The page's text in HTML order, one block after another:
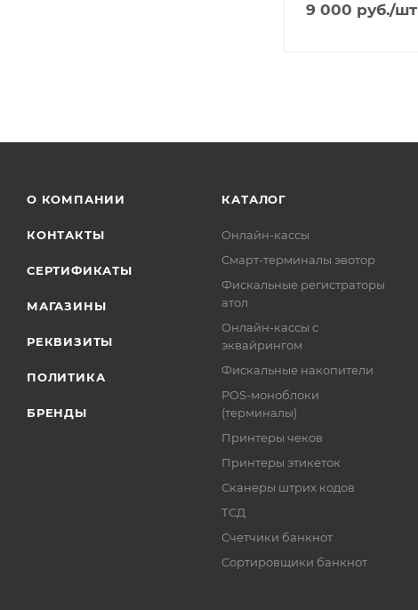
9 000 руб./шт
О КОМПАНИИ
КОНТАКТЫ
СЕРТИФИКАТЫ
МАГАЗИНЫ
РЕКВИЗИТЫ
ПОЛИТИКА
БРЕНДЫ
КАТАЛОГ
Онлайн-кассы
Смарт-терминалы эвотор
Фискальные регистраторы
атол
Онлайн-кассы с
эквайрингом
Фискальные накопители
POS-моноблоки
(терминалы)
Принтеры чеков
Принтеры этикеток
Сканеры штрих кодов
ТСД
Счетчики банкнот
Сортировщики банкнот